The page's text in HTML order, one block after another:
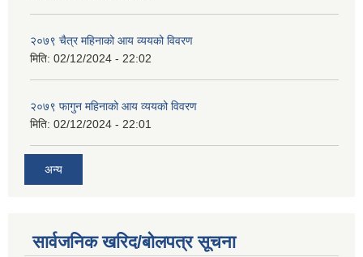
२०७९ चैत्र महिनाको आय व्ययको विवरण
मिति: 02/12/2024 - 22:02
२०७९ फागुन महिनाको आय व्ययको विवरण
मिति: 02/12/2024 - 22:01
अन्य
सार्वजनिक खरिद/बोलपत्र सूचना